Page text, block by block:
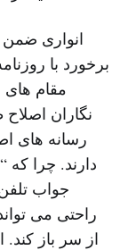
انواری ضمن
برخورد با
مقام های
نگاران
رسانه های
دارند. چرا که
جواب تلفن
راحتی می
از سر باز